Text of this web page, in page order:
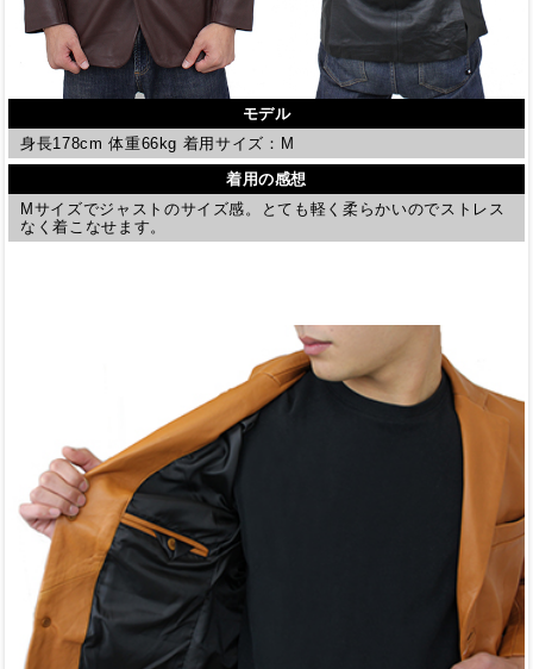
モデル
身長178cm 体重66kg 着用サイズ：M
着用の感想
Mサイズでジャストのサイズ感。とても軽く柔らかいのでストレス
なく着こなせます。